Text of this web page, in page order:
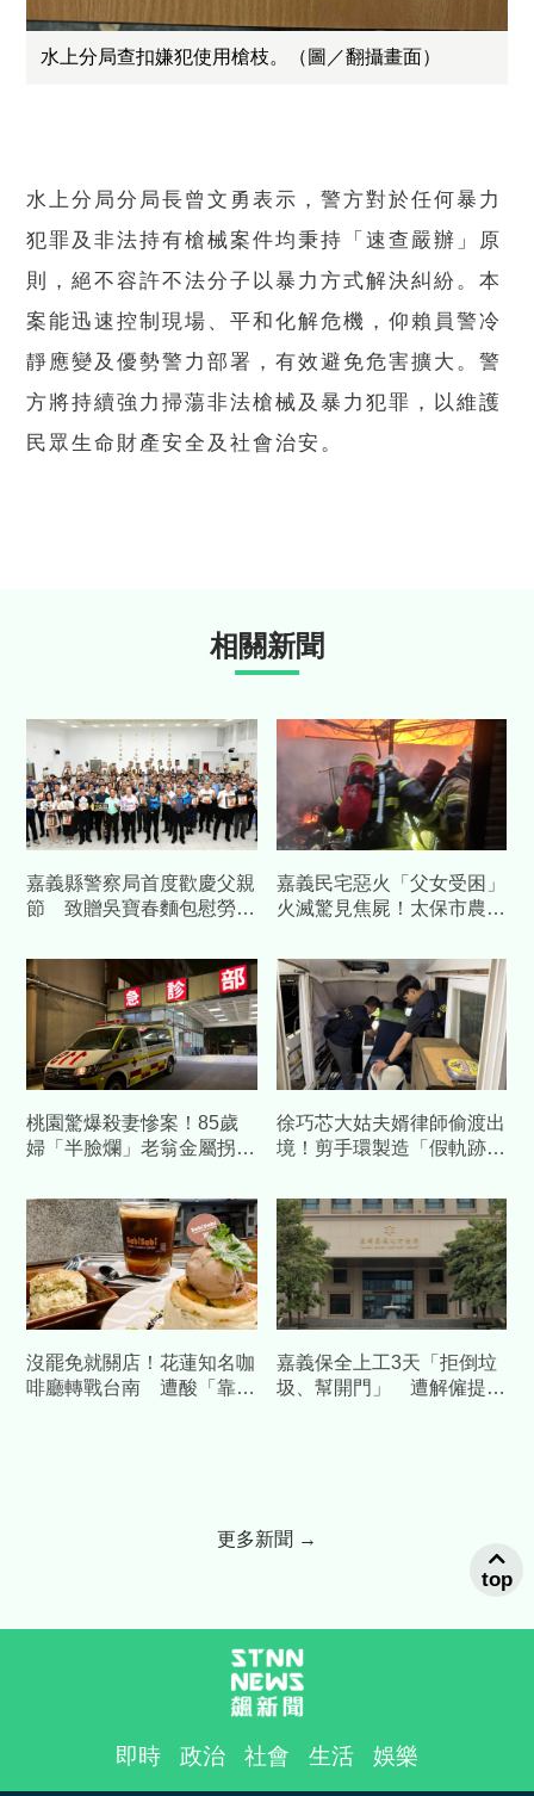
水上分局查扣嫌犯使用槍枝。（圖／翻攝畫面）
水上分局分局長曾文勇表示，警方對於任何暴力
犯罪及非法持有槍械案件均秉持「速查嚴辦」原
則，絕不容許不法分子以暴力方式解決糾紛。本
案能迅速控制現場、平和化解危機，仰賴員警冷
靜應變及優勢警力部署，有效避免危害擴大。警
方將持續強力掃蕩非法槍械及暴力犯罪，以維護
民眾生命財產安全及社會治安。
相關新聞
嘉義縣警察局首度歡慶父親
節 致贈吳寶春麵包慰勞警
嘉義民宅惡火「父女受困」
火滅驚見焦屍！太保市農會
桃園驚爆殺妻慘案！85歲
婦「半臉爛」老翁金屬拐杖
期碎念
徐巧芯大姑夫婿律師偷渡出
境！剪手環製造「假軌跡」
偷渡集團
沒罷免就關店！花蓮知名咖
啡廳轉戰台南 遭酸「靠補
嘉義保全上工3天「拒倒垃
圾、幫開門」 遭解僱提告
更多新聞 →
即時 政治 社會 生活 娛樂
top